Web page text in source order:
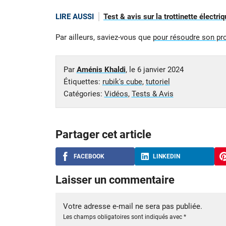
LIRE AUSSI Test & avis sur la trottinette
Par ailleurs, saviez-vous que pour résoudre son
Par Aménis Khaldi, le 6 janvier 2024
Étiquettes: rubik's cube, tutoriel
Catégories: Vidéos, Tests & Avis
Partager cet article
FACEBOOK LINKEDIN
Laisser un commentaire
Votre adresse e-mail ne sera pas publiée.
Les champs obligatoires sont indiqués avec *